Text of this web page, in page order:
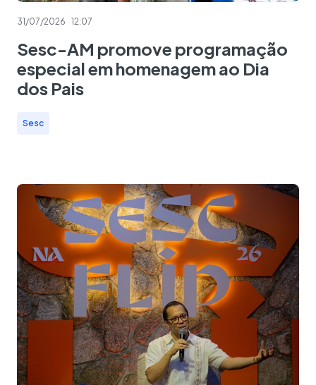
31/07/2026 12:07
Sesc-AM promove programação
especial em homenagem ao Dia
dos Pais
Sesc